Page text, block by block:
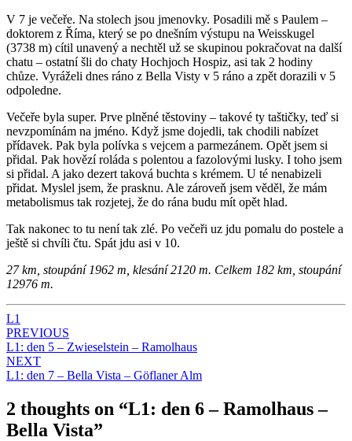
V 7 je večeře. Na stolech jsou jmenovky. Posadili mě s Paulem –
doktorem z Říma, který se po dnešním výstupu na Weisskugel
(3738 m) cítil unavený a nechtěl už se skupinou pokračovat na další
chatu – ostatní šli do chaty Hochjoch Hospiz, asi tak 2 hodiny
chůze. Vyráželi dnes ráno z Bella Visty v 5 ráno a zpět dorazili v 5
odpoledne.
Večeře byla super. Prve plněné těstoviny – takové ty taštičky, teď si
nevzpomínám na jméno. Když jsme dojedli, tak chodili nabízet
přídavek. Pak byla polívka s vejcem a parmezánem. Opět jsem si
přidal. Pak hovězí roláda s polentou a fazolovými lusky. I toho jsem
si přidal. A jako dezert taková buchta s krémem. U té nenabizeli
přidat. Myslel jsem, že prasknu. Ale zároveň jsem věděl, že mám
metabolismus tak rozjetej, že do rána budu mít opět hlad.
Tak nakonec to tu není tak zlé. Po večeři uz jdu pomalu do postele a
ještě si chvíli čtu. Spát jdu asi v 10.
27 km, stoupání 1962 m, klesání 2120 m. Celkem 182 km, stoupání
12976 m.
L1
Post
navigation
PREVIOUS
L1: den 5 – Zwieselstein – Ramolhaus
NEXT
L1: den 7 – Bella Vista – Göflaner Alm
2 thoughts on “L1: den 6 – Ramolhaus –
Bella Vista”